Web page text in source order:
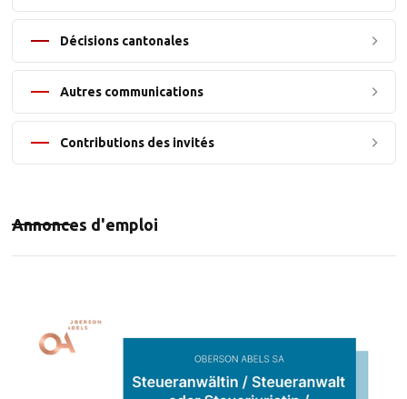
Décisions cantonales
Autres communications
Contributions des invités
Annonces d'emploi